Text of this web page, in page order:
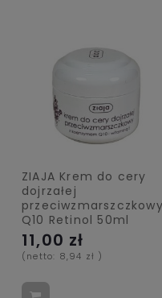
ZIAJA Krem do cery
dojrzałej
przeciwzmarszczkowy
Q10 Retinol 50ml
11,00 zł
(netto: 8,94 zł )